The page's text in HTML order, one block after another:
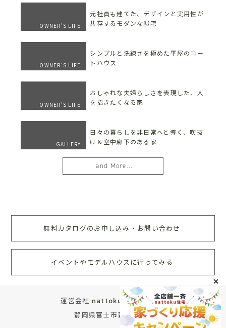
OWNER'S LIFE
元社員も建てた、デザインと実用性が
共存するモダンな邸宅
OWNER'S LIFE
シンプルと洗練さを極めた平屋のコー
トハウス
OWNER'S LIFE
おしゃれな夫婦らしさを表現した、人
を招きたくなる家
GALLERY
日々の暮らしを非日常へと導く、吹抜
け＆空中廊下のある家
and More...
無料カタログのお申し込み・お問い合わせ
イベントやモデルハウスに行ってみる
運営会社 nattoku住宅株式会社
静岡県富士市青葉町572